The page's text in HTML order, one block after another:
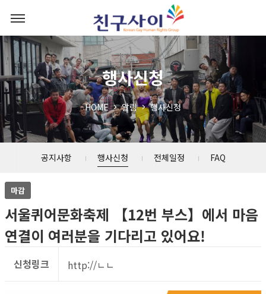
행사신청
HOME 알림 행사신청
공지사항 행사신청 전체일정 FAQ
마감
서울퀴어문화축제 【12번 부스】에서 마음
연결이 여러분을 기다리고 있어요!
신청링크 http://ㄴㄴ